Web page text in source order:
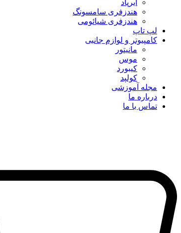
ایرپاد
هندزفری سامسونگ
هندزفری شیائومی
لپ تاپ
کامپیوتر و لوازم جانبی
مانیتور
موس
کیبورد
کولپد
مجله آموزشی
درباره ما
تماس با ما